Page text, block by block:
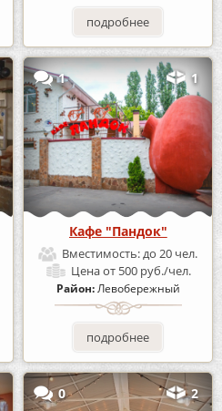
подробнее
1 1
Кафе "Пандок"
Вместимость:до 20 чел.
Ценаот 500 руб./чел.
Район:Левобережный
подробнее
0 2